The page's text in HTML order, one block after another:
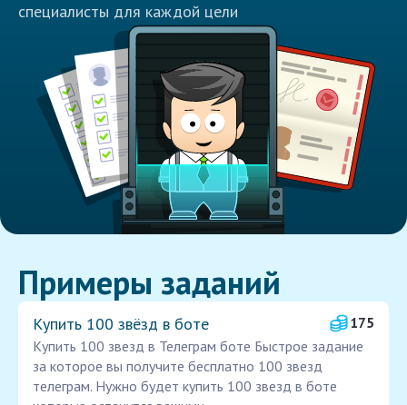
специалисты для каждой цели
Примеры заданий
Купить 100 звёзд в боте
175
Купить 100 звезд в Телеграм боте Быстрое задание
за которое вы получите бесплатно 100 звезд
телеграм. Нужно будет купить 100 звезд в боте